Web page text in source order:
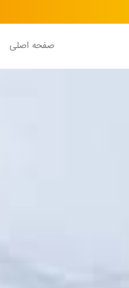
صفحه اصلی